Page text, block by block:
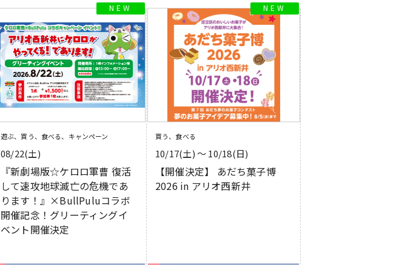
遊ぶ、買う、食べる、キャンペーン
08/22(土)
『新劇場版☆ケロロ軍曹 復活
して速攻地球滅亡の危機であ
ります！』×BullPuluコラボ
開催記念！グリーティングイ
ベント開催決定
買う、食べる
10/17(土) 〜 10/18(日)
【開催決定】 あだち菓子博
2026 in アリオ西新井